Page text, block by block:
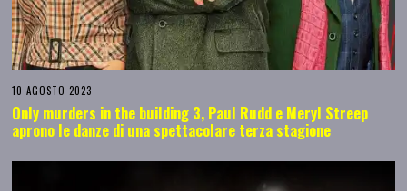
10 AGOSTO 2023
Only murders in the building 3, Paul Rudd e Meryl Streep
aprono le danze di una spettacolare terza stagione